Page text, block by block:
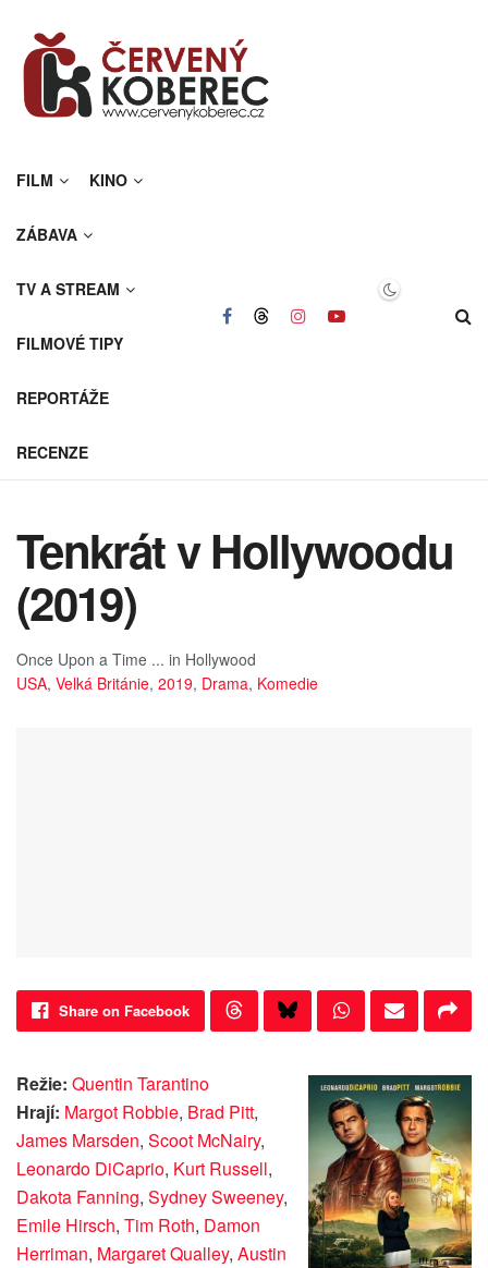
FILM KINO
ZÁBAVA
TV A STREAM
FILMOVÉ TIPY
REPORTÁŽE
RECENZE
Tenkrát v Hollywoodu
(2019)
Once Upon a Time ... in Hollywood
USA, Velká Británie, 2019, Drama, Komedie
Share on Facebook
Režie: Quentin Tarantino
Hrají: Margot Robbie, Brad Pitt,
James Marsden, Scoot McNairy,
Leonardo DiCaprio, Kurt Russell,
Dakota Fanning, Sydney Sweeney,
Emile Hirsch, Tim Roth, Damon
Herriman, Margaret Qualley, Austin